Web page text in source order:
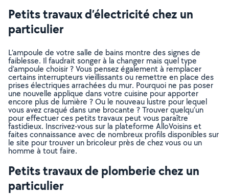
Petits travaux d’électricité chez un
particulier
L’ampoule de votre salle de bains montre des signes de
faiblesse. Il faudrait songer à la changer mais quel type
d’ampoule choisir ? Vous pensez également à remplacer
certains interrupteurs vieillissants ou remettre en place des
prises électriques arrachées du mur. Pourquoi ne pas poser
une nouvelle applique dans votre cuisine pour apporter
encore plus de lumière ? Ou le nouveau lustre pour lequel
vous avez craqué dans une brocante ? Trouver quelqu’un
pour effectuer ces petits travaux peut vous paraître
fastidieux. Inscrivez-vous sur la plateforme AlloVoisins et
faites connaissance avec de nombreux profils disponibles sur
le site pour trouver un bricoleur près de chez vous ou un
homme à tout faire.
Petits travaux de plomberie chez un
particulier